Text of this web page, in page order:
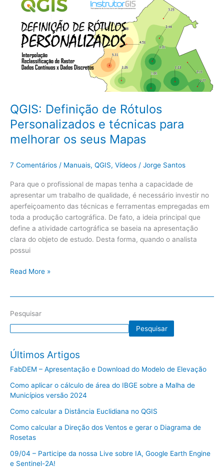
QGIS: Definição de Rótulos
Personalizados e técnicas para
melhorar os seus Mapas
7 Comentários / Manuais, QGIS, Vídeos / Jorge Santos
Para que o profissional de mapas tenha a capacidade de
apresentar um trabalho de qualidade, é necessário investir no
aperfeiçoamento das técnicas e ferramentas empregadas em
toda a produção cartográfica. De fato, a ideia principal que
define a atividade cartográfica se baseia na apresentação
clara do objeto de estudo. Desta forma, quando o analista
possui
Rótulos
Personalizados
técnicas
para
Mapas
Read More »
Pesquisar
Pesquisar
Últimos Artigos
FabDEM – Apresentação e Download do Modelo de Elevação
Como aplicar o cálculo de área do IBGE sobre a Malha de
Municípios versão 2024
Como calcular a Distância Euclidiana no QGIS
Como calcular a Direção dos Ventos e gerar o Diagrama de
Rosetas
09/04 – Participe da nossa Live sobre IA, Google Earth Engine
e Sentinel-2A!